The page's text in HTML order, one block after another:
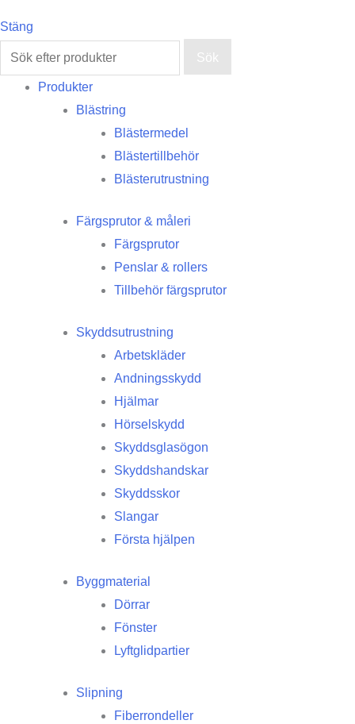
Stäng
Sök
Produkter
Blästring
Blästermedel
Blästertillbehör
Blästerutrustning
Färgsprutor & måleri
Färgsprutor
Penslar & rollers
Tillbehör färgsprutor
Skyddsutrustning
Arbetskläder
Andningsskydd
Hjälmar
Hörselskydd
Skyddsglasögon
Skyddshandskar
Skyddsskor
Slangar
Första hjälpen
Byggmaterial
Dörrar
Fönster
Lyftglidpartier
Slipning
Fiberrondeller